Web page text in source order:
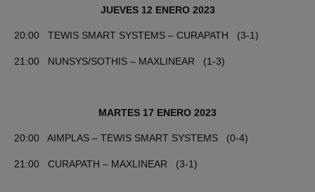
JUEVES 12 ENERO 2023
20:00 TEWIS SMART SYSTEMS – CURAPATH (3-1)
21:00 NUNSYS/SOTHIS – MAXLINEAR (1-3)
MARTES 17 ENERO 2023
20:00 AIMPLAS – TEWIS SMART SYSTEMS (0-4)
21:00 CURAPATH – MAXLINEAR (3-1)